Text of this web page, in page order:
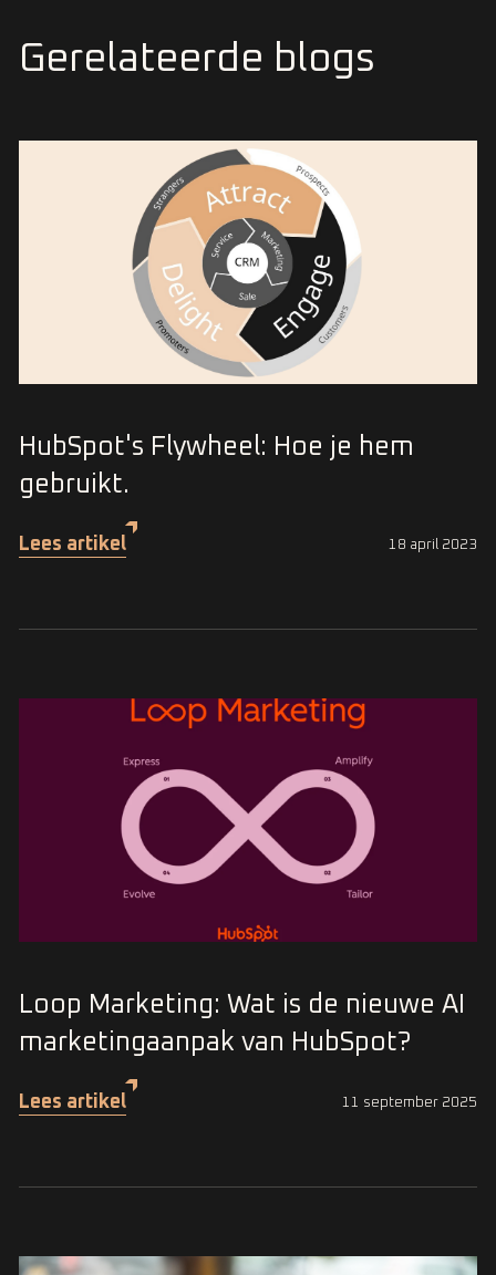
Gerelateerde blogs
HubSpot's Flywheel: Hoe je hem
gebruikt.
Lees artikel 18 april 2023
Loop Marketing: Wat is de nieuwe AI
marketingaanpak van HubSpot?
Lees artikel 11 september 2025